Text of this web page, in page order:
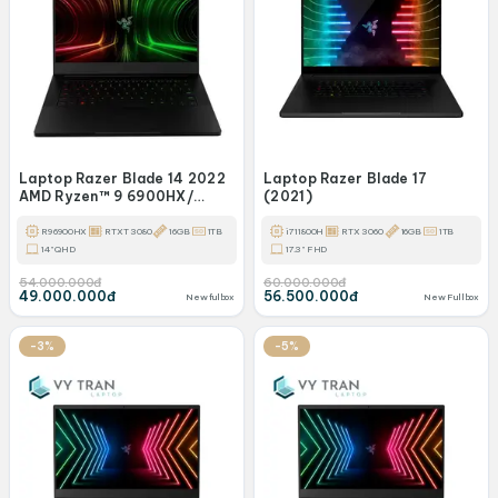
Laptop Razer Blade 14 2022
AMD Ryzen™ 9 6900HX/
R9 6900HX RTXT 3080 16GB
1TB
14" QHD
54.000.000đ
49.000.000đ New fulbox
Laptop Razer Blade 17
(2021)
i7 11800H RTX 3060 16GB
1TB
17.3" FHD
60.000.000đ
56.500.000đ New Fullbox
-3% -5%